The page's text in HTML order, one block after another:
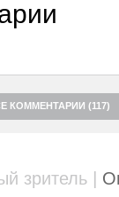
Акселя и его
КОММЕНТАРИИ (117)
зритель |